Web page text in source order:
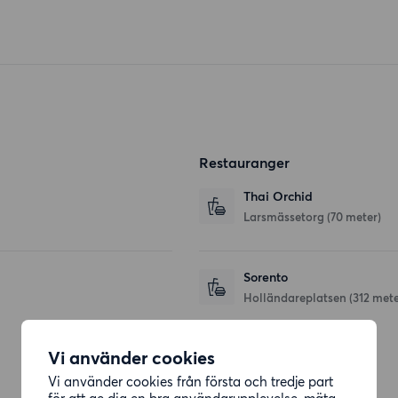
Vi använder cookies
Vi använder cookies från första och tredje part
Restauranger
Thai Orchid
Larsmässetorg (70 meter)
Sorento
Holländareplatsen (312
Affärer